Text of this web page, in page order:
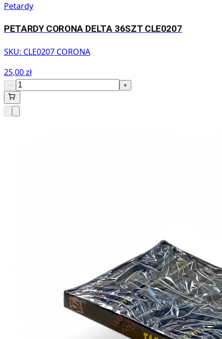
Petardy
PETARDY CORONA DELTA 36SZT CLE0207
SKU: CLE0207 CORONA
25,00 zł
− +